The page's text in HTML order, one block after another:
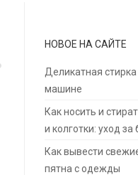
НОВОЕ НА САЙТЕ
Деликатная
машине
Как носить и
и колготки: уход за
Как вывести
пятна с одежды